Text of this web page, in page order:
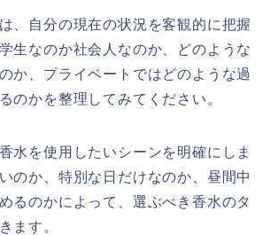
、自分の現在の状況を客観的に把握
生なのか社会人なのか、どのような
か、プライベートではどのような過
のかを整理してみてください。
水を使用したいシーンを明確にしま
のか、特別な日だけなのか、昼間中
るのかによって、選ぶべき香水のタ
ます。